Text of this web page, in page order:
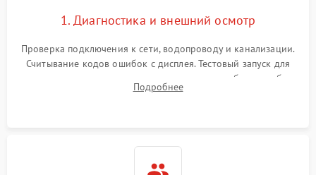
1. Диагностика и внешний осмотр
Проверка подключения к сети, водопроводу и канализации.
Считывание кодов ошибок с дисплея. Тестовый запуск для
выявления посторонних шумов, протечек или сбоев в работе
электронного модуля управления.
Подробнее